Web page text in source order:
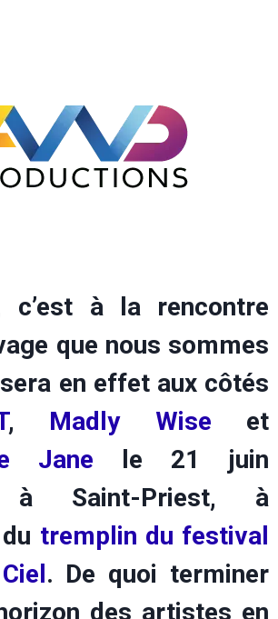
c’est à la rencontre
que nous sommes
en effet aux côtés
, Madly Wise et
Jane le 21 juin
à Saint-Priest, à
tremplin du festival
. De quoi terminer
des artistes en